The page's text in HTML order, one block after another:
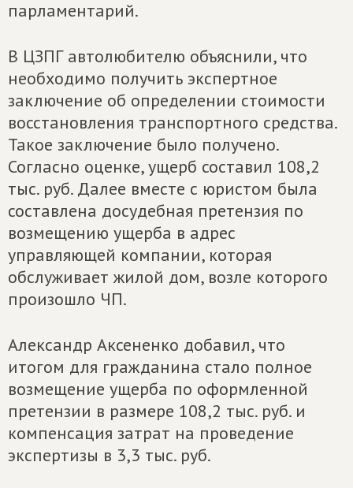
парламентарий.
В ЦЗПГ автолюбителю объяснили, что
необходимо получить экспертное
заключение об определении стоимости
восстановления транспортного средства.
Такое заключение было получено.
Согласно оценке, ущерб составил 108,2
тыс. руб. Далее вместе с юристом была
составлена досудебная претензия по
возмещению ущерба в адрес
управляющей компании, которая
обслуживает жилой дом, возле которого
произошло ЧП.
Александр Аксененко добавил, что
итогом для гражданина стало полное
возмещение ущерба по оформленной
претензии в размере 108,2 тыс. руб. и
компенсация затрат на проведение
экспертизы в 3,3 тыс. руб.